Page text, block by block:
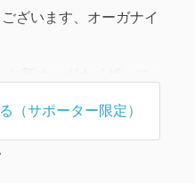
ざいます、オーガナイ
きお手伝いしていただ
（サポーター限定）